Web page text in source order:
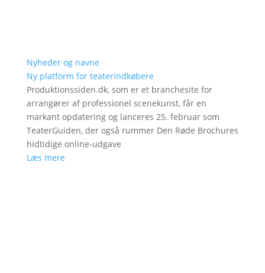
Nyheder og navne
Ny platform for teaterindkøbere
Produktionssiden.dk, som er et branchesite for
arrangører af professionel scenekunst, får en
markant opdatering og lanceres 25. februar som
TeaterGuiden, der også rummer Den Røde Brochures
hidtidige online-udgave
Læs mere